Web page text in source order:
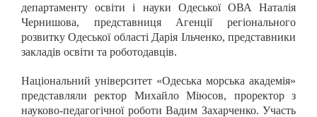
департаменту освіти і науки Одеської ОВА Наталія
Чернишова, представниця Агенції регіонального
розвитку Одеської області Дарія Ільченко, представники
закладів освіти та роботодавців.
Національний університет «Одеська морська академія»
представляли ректор Михайло Міюсов, проректор з
науково-педагогічної роботи Вадим Захарченко. Участь